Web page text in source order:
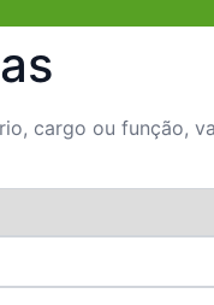
cargo ou função,